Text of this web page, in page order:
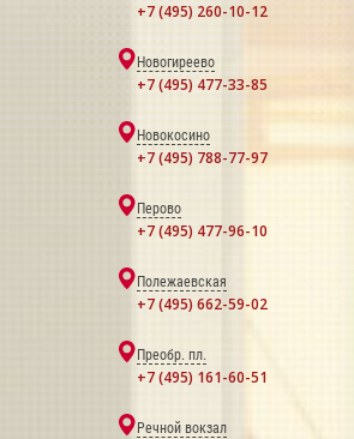
+7 (495) 260-10-12
Новогиреево
+7 (495) 477-33-85
Новокосино
+7 (495) 788-77-97
Перово
+7 (495) 477-96-10
Полежаевская
+7 (495) 662-59-02
Преобр. пл.
+7 (495) 161-60-51
Речной вокзал